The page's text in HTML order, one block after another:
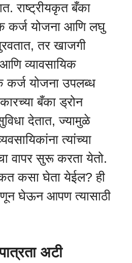
राष्ट्रीयकृत बँका
कर्ज योजना आणि लघु
तर खाजगी
व्यावसायिक
कर्ज योजना उपलब्ध
बँका ड्रोन
देतात, ज्यामुळे
त्यांच्या
वापर सुरू करता येतो.
कसा घेता येईल? ही
घेऊन आपण त्यासाठी
अटी